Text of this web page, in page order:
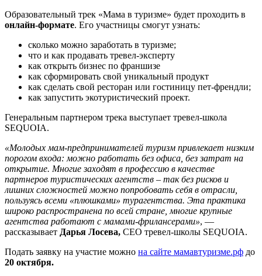
Образовательный трек «Мама в туризме» будет проходить в
онлайн-формате. Его участницы смогут узнать:
сколько можно заработать в туризме;
что и как продавать тревел-эксперту
как открыть бизнес по франшизе
как сформировать свой уникальный продукт
как сделать свой ресторан или гостиницу пет-френдли;
как запустить экотуристический проект.
Генеральным партнером трека выступает тревел-школа
SEQUOIA.
«Молодых мам-предпринимателей туризм привлекает низким
порогом входа: можно работать без офиса, без затрат на
открытие. Многие заходят в профессию в качестве
партнеров туристических агентств – так без рисков и
лишних сложностей можно попробовать себя в отрасли,
пользуясь всеми «плюшками» турагентства. Эта практика
широко распространена по всей стране, многие крупные
агентства работают с мамами-фрилансерами», —
рассказывает Дарья Лосева, CEO тревел-школы SEQUOIA.
Подать заявку на участие можно на сайте мамавтуризме.рф до
20 октября.